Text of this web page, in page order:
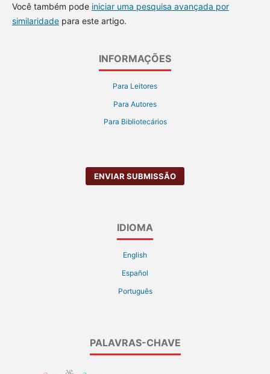
Você também pode iniciar uma pesquisa avançada por
similaridadepara este artigo.
INFORMAÇÕES
Para Leitores
Para Autores
Para Bibliotecários
ENVIAR SUBMISSÃO
IDIOMA
English
Español
Português
PALAVRAS-CHAVE